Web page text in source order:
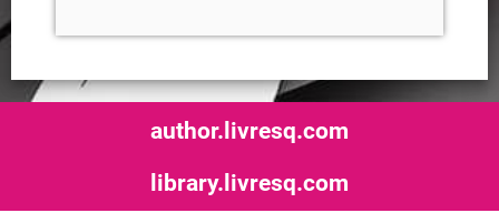
author.livresq.com
library.livresq.com